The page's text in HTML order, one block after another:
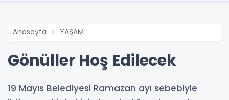
Anasayfa YAŞAM
Gönüller Hoş Edilecek
19 Mayıs Belediyesi Ramazan ayı sebebiyle